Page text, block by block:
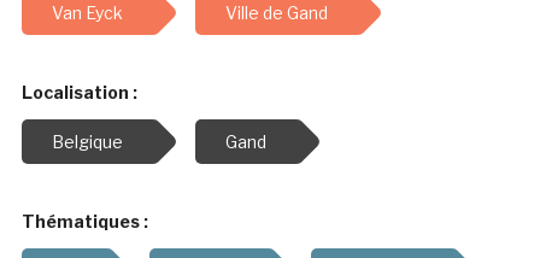
Van Eyck Ville de Gand
Localisation :
Belgique Gand
Thématiques :